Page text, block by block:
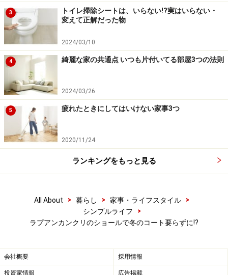
詳しくはこちら
DATA
ラプアンカンクリ | PALAPELI
カラー：ブラック、ピスタチオ
サイズ：600×1700mm（フリンジは含まない）
材質：ウール100%
生産国：リトアニア
※記事内容は執筆時点のものです。最新の内容をご確認くださ
3
トイレ掃除シートは、いらない!?実はいらない・
変えて正解だった物
2024/03/10
4 綺麗な家の共通点 いつも片付いてる部屋3つの法則
2024/03/26
5 疲れたときにしてはいけない家事3つ
2020/11/24
ランキングをもっと見る
All About > 暮らし > 家事・ライフスタイル
>
シンプルライフ
>
ラプアンカンクリのショールで冬のコート要らずに⁉
会社概要 採用情報
投資家情報 広告掲載